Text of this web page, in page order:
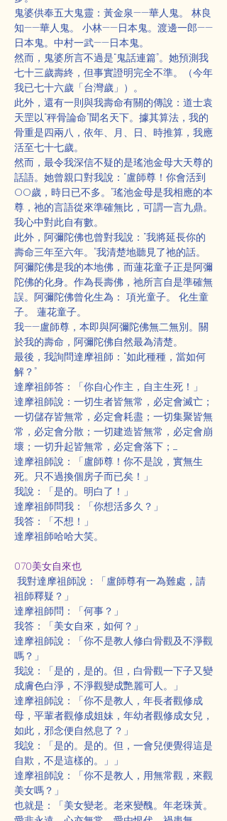
鬼婆供奉五大鬼靈：黃金泉——華人鬼。 林良
知——華人鬼。 小林——日本鬼。渡邊一郎——
日本鬼。中村一武——日本鬼。
然而，鬼婆所言不過是“鬼話連篇”。她預測我
七十三歲壽終，但事實證明完全不準。（今年
我已七十六歲「台灣歲」）。
此外，還有一則與我壽命有關的傳說：道士袁
天罡以“秤骨論命”聞名天下。據其算法，我的
骨重是四兩八，依年、月、日、時推算，我應
活至七十七歲。
然而，最令我深信不疑的是瑤池金母大天尊的
話語。她曾親口對我說：“盧師尊！你會活到
OO歲，時日已不多。”瑤池金母是我相應的本
尊，祂的言語從來準確無比，可謂一言九鼎。
我心中對此自有數。
此外，阿彌陀佛也曾對我說：“我將延長你的
壽命三年至六年。”我清楚地聽見了祂的話。
阿彌陀佛是我的本地佛，而蓮花童子正是阿彌
陀佛的化身。作為長壽佛，祂所言自是準確無
誤。阿彌陀佛曾化生為： 項光童子。 化生童
子。 蓮花童子。
我——盧師尊，本即與阿彌陀佛無二無別。關
於我的壽命，阿彌陀佛自然最為清楚。
最後，我詢問達摩祖師：“如此種種，當如何
解？”
達摩祖師答：「你自心作主，自主生死！」
達摩祖師說：一切生者皆無常，必定會滅亡；
一切儲存皆無常，必定會耗盡；一切集聚皆無
常，必定會分散；一切建造皆無常，必定會崩
壞；一切升起皆無常，必定會落下；......
達摩祖師說：「盧師尊！你不是說，實無生
死。只不過換個房子而已矣！」
我說：「是的。明白了！」
達摩祖師問我：「你想活多久？」
我答：「不想！」
達摩祖師哈哈大笑。
070美女自來也
我對達摩祖師說：「盧師尊有一為難處，請
祖師釋疑？」
達摩祖師問：「何事？」
我答：「美女自來，如何？」
達摩祖師說：「你不是教人修白骨觀及不淨觀
嗎？」
我說：「是的，是的。但，白骨觀一下子又變
成膚色白淨，不淨觀變成艷麗可人。」
達摩祖師說：「你不是教人，年長者觀修成
母，平輩者觀修成姐妹，年幼者觀修成女兒，
如此，邪念便自然息了？」
我說：「是的。是的。但，一會兒便覺得這是
自欺，不是這樣的。」」
達摩祖師說：「你不是教人，用無常觀，來觀
美女嗎？」
也就是：「美女變老。老來變醜。年老珠黃。